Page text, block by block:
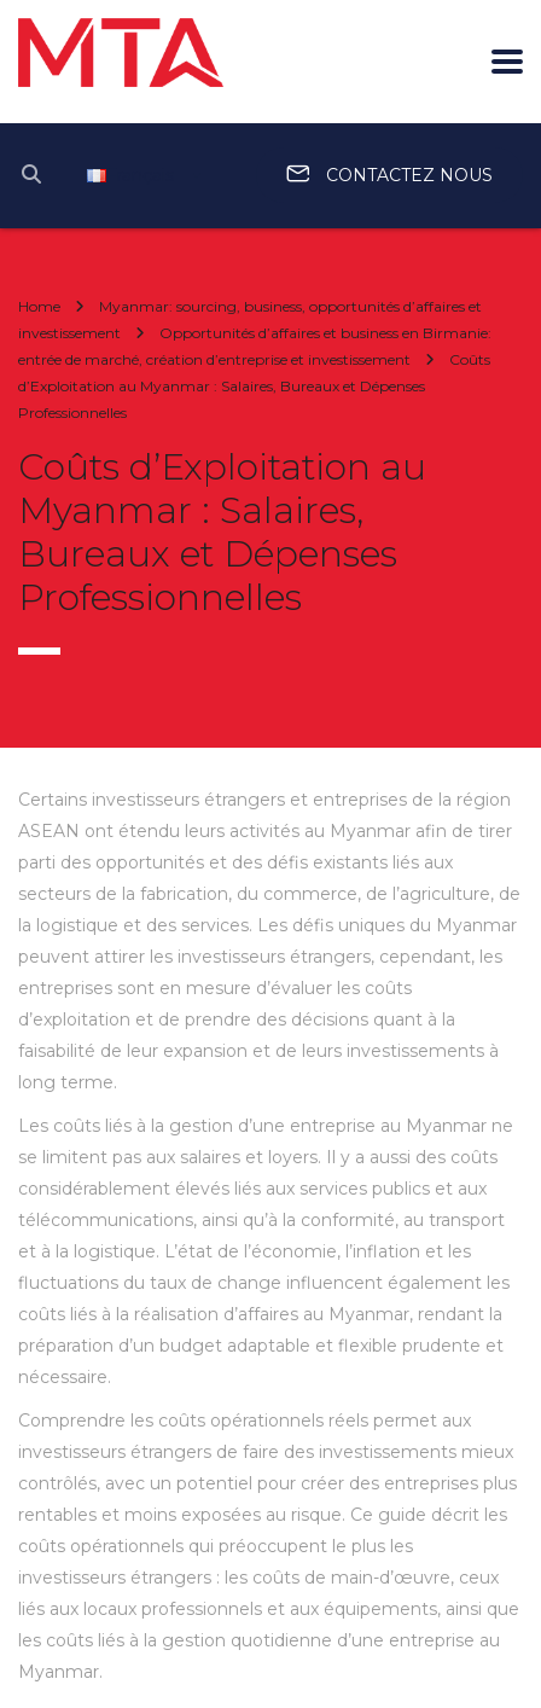
Français CONTACTEZ NOUS
Home
Myanmar: sourcing, business, opportunités d’affaires et
investissement
Opportunités d’affaires et business en Birmanie:
entrée de marché, création d’entreprise et investissement
Coûts
d’Exploitation au Myanmar : Salaires, Bureaux et Dépenses
Professionnelles
Coûts d’Exploitation au
Myanmar : Salaires,
Bureaux et Dépenses
Professionnelles
Certains investisseurs étrangers et entreprises de la région
ASEAN ont étendu leurs activités au Myanmar afin de tirer
parti des opportunités et des défis existants liés aux
secteurs de la fabrication, du commerce, de l’agriculture, de
la logistique et des services. Les défis uniques du Myanmar
peuvent attirer les investisseurs étrangers, cependant, les
entreprises sont en mesure d’évaluer les coûts
d’exploitation et de prendre des décisions quant à la
faisabilité de leur expansion et de leurs investissements à
long terme.
Les coûts liés à la gestion d’une entreprise au Myanmar ne
se limitent pas aux salaires et loyers. Il y a aussi des coûts
considérablement élevés liés aux services publics et aux
télécommunications, ainsi qu’à la conformité, au transport
et à la logistique. L’état de l’économie, l’inflation et les
fluctuations du taux de change influencent également les
coûts liés à la réalisation d’affaires au Myanmar, rendant la
préparation d’un budget adaptable et flexible prudente et
nécessaire.
Comprendre les coûts opérationnels réels permet aux
investisseurs étrangers de faire des investissements mieux
contrôlés, avec un potentiel pour créer des entreprises plus
rentables et moins exposées au risque. Ce guide décrit les
coûts opérationnels qui préoccupent le plus les
investisseurs étrangers : les coûts de main-d’œuvre, ceux
liés aux locaux professionnels et aux équipements, ainsi que
les coûts liés à la gestion quotidienne d’une entreprise au
Myanmar.